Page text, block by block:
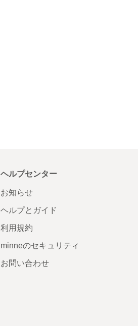
ヘルプセンター
お知らせ
ヘルプとガイド
利用規約
minneのセキュリティ
お問い合わせ